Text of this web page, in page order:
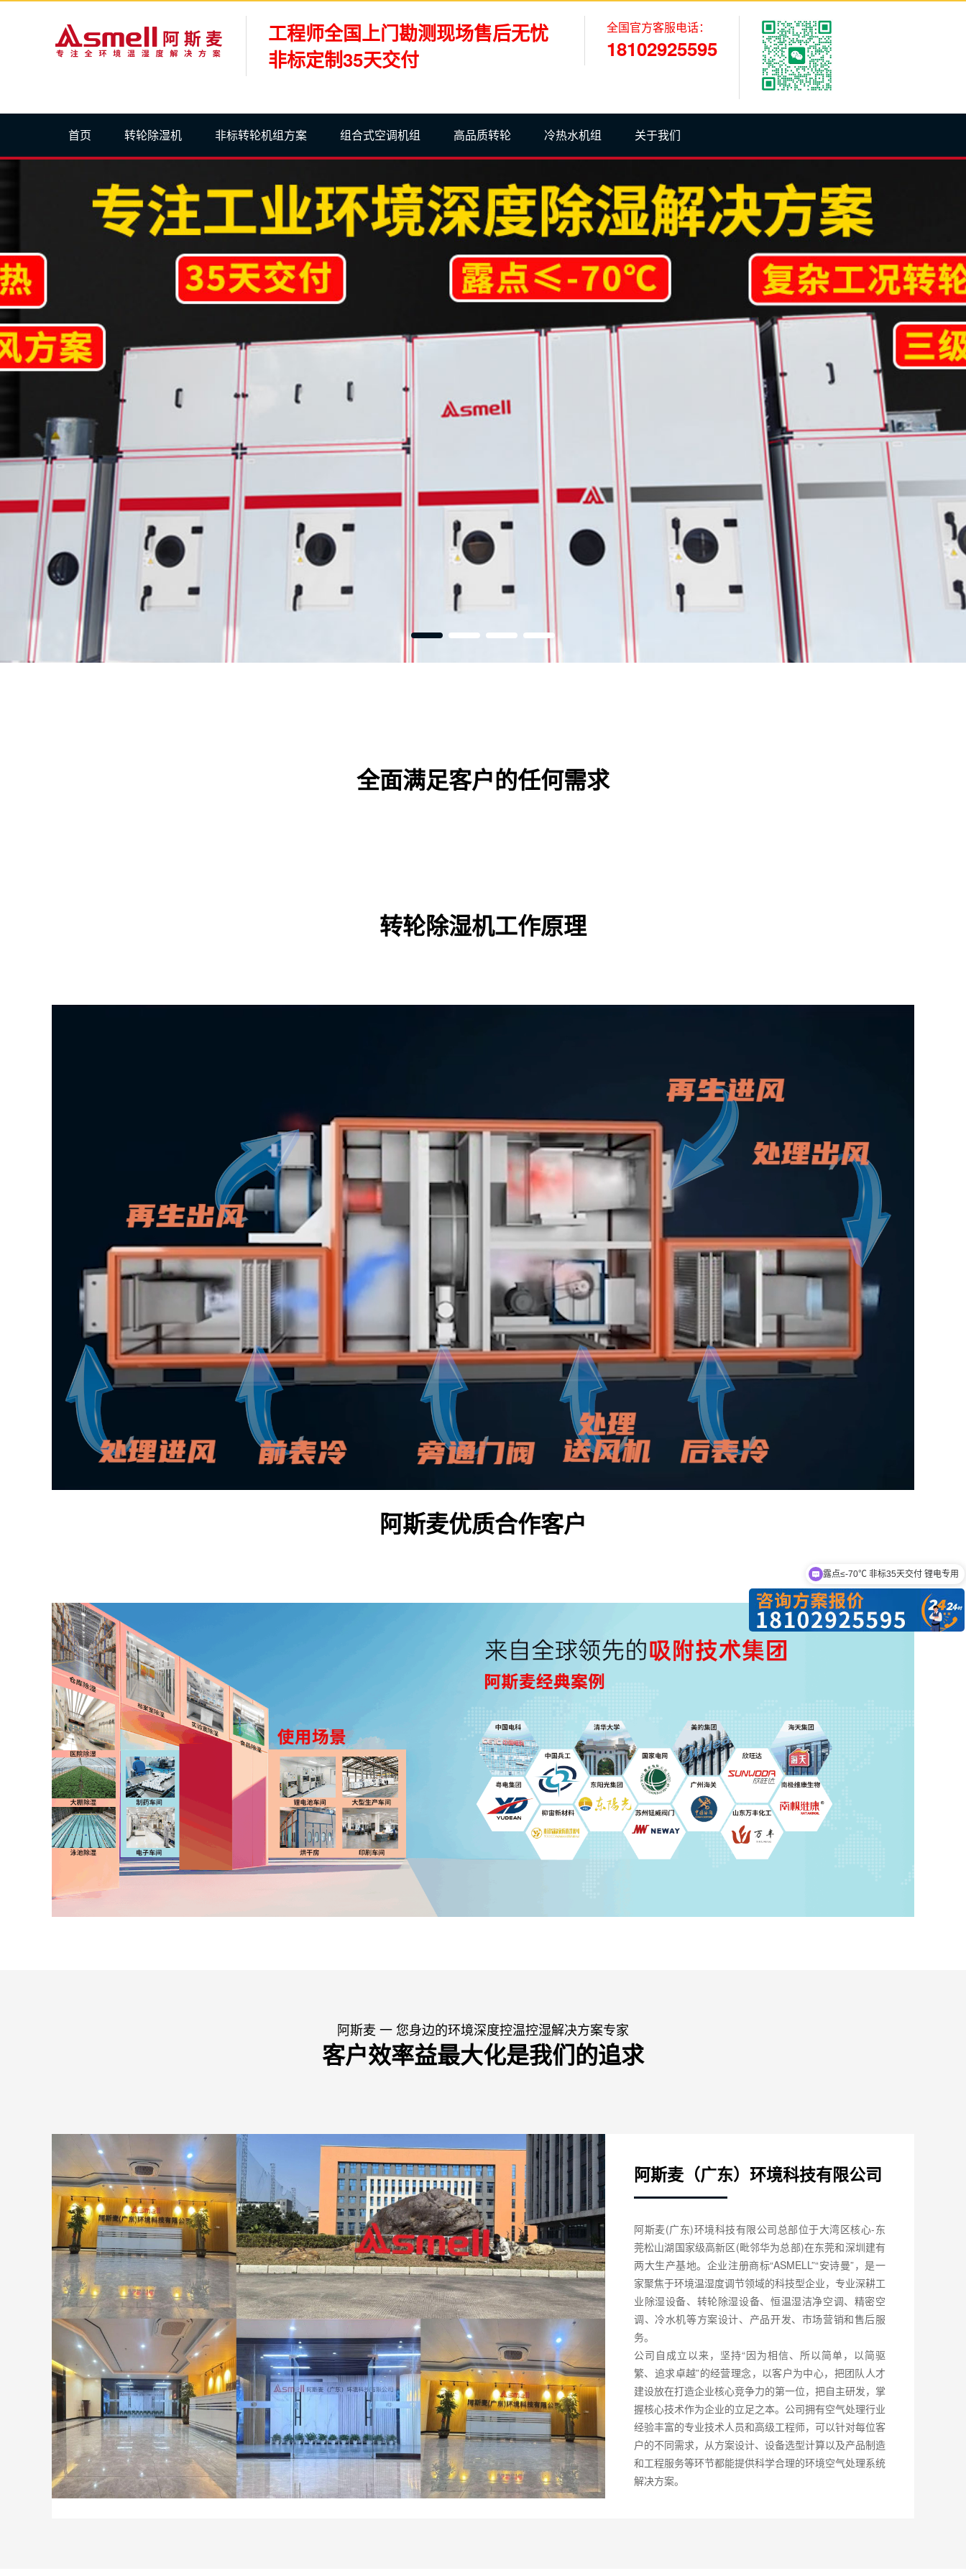
工程师全国上门勘测现场售后无忧
非标定制35天交付
全国官方客服电话：
18102925595
首页 转轮除湿机 非标转轮机组方案 组合式空调机组 高品质转轮 冷热水机组 关于我们
全面满足客户的任何需求
转轮除湿机工作原理
阿斯麦优质合作客户
阿斯麦 一 您身边的环境深度控温控湿解决方案专家
客户效率益最大化是我们的追求
阿斯麦（广东）环境科技有限公司
阿斯麦(广东)环境科技有限公司总部位于大湾区核心-东
莞松山湖国家级高新区(毗邻华为总部)在东莞和深圳建有
两大生产基地。企业注册商标“ASMELL”“安诗曼”，是一
家聚焦于环境温湿度调节领域的科技型企业，专业深耕工
业除湿设备、转轮除湿设备、恒温湿洁净空调、精密空
调、冷水机等方案设计、产品开发、市场营销和售后服
务。
公司自成立以来，坚持“因为相信、所以简单，以简驱
繁、追求卓越”的经营理念，以客户为中心，把团队人才
建设放在打造企业核心竞争力的第一位，把自主研发，掌
握核心技术作为企业的立足之本。公司拥有空气处理行业
经验丰富的专业技术人员和高级工程师，可以针对每位客
户的不同需求，从方案设计、设备选型计算以及产品制造
和工程服务等环节都能提供科学合理的环境空气处理系统
解决方案。
露点≤-70℃ 非标35天交付 锂电专用